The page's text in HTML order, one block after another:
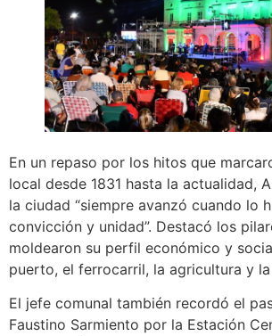
En un repaso por los hitos que
local desde 1831 hasta la actualidad,
la ciudad “siempre avanzó cuando lo
convicción y unidad”. Destacó los
moldearon su perfil económico y
puerto, el ferrocarril, la agricultura y la
El jefe comunal también recordó el
Faustino Sarmiento por la Estación